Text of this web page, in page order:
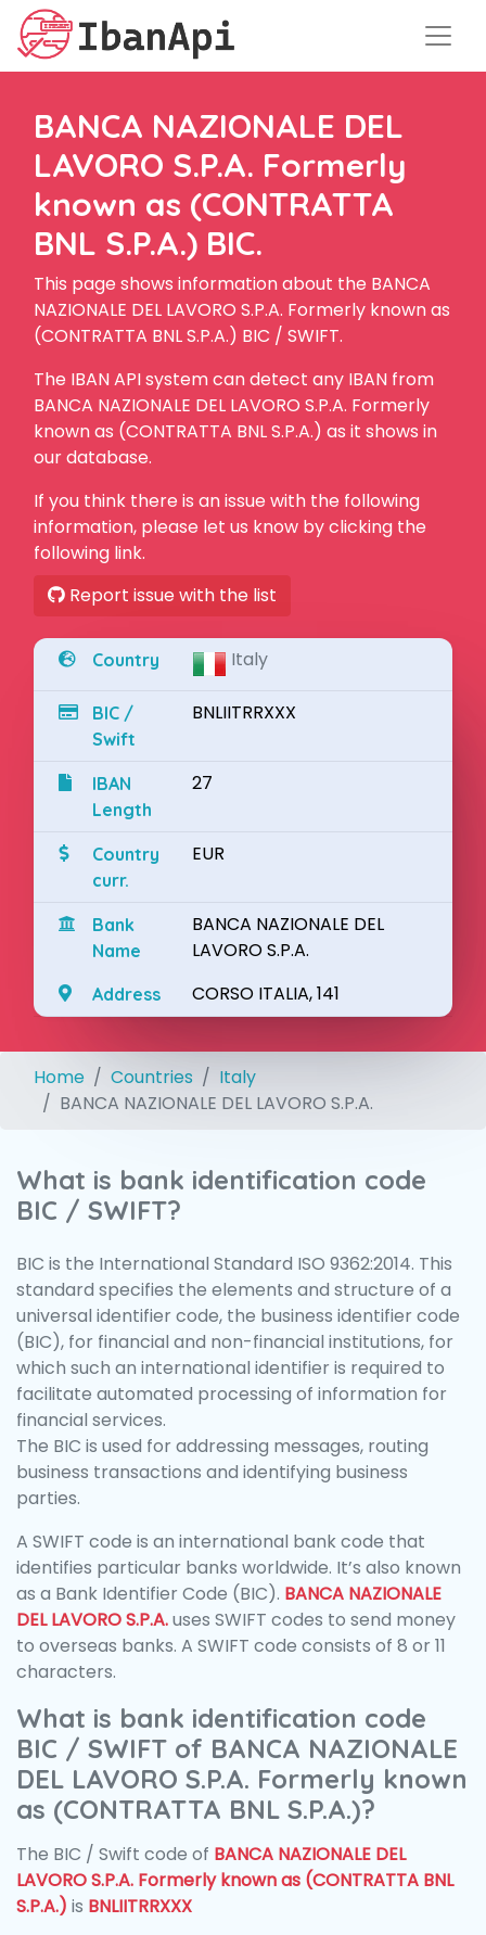
BANCA NAZIONALE DEL
LAVORO S.P.A. Formerly
known as (CONTRATTA
BNL S.P.A.) BIC.
This page shows information about the BANCA
NAZIONALE DEL LAVORO S.P.A. Formerly known as
(CONTRATTA BNL S.P.A.) BIC / SWIFT.
The IBAN API system can detect any IBAN from
BANCA NAZIONALE DEL LAVORO S.P.A. Formerly
known as (CONTRATTA BNL S.P.A.) as it shows in
our database.
If you think there is an issue with the following
information, please let us know by clicking the
following link.
Report issue with the list
Country Italy
BIC /
Swift
BNLIITRRXXX
IBAN
Length
27
Country
curr.
EUR
Bank
Name
BANCA NAZIONALE DEL
LAVORO S.P.A.
Address CORSO ITALIA, 141
Home Countries
Italy
BANCA NAZIONALE DEL LAVORO S.P.A.
What is bank identification code
BIC / SWIFT?
BIC is the International Standard ISO 9362:2014. This
standard specifies the elements and structure of a
universal identifier code, the business identifier code
(BIC), for financial and non-financial institutions, for
which such an international identifier is required to
facilitate automated processing of information for
financial services.
The BIC is used for addressing messages, routing
business transactions and identifying business
parties.
A SWIFT code is an international bank code that
identifies particular banks worldwide. It’s also known
as a Bank Identifier Code (BIC). BANCA NAZIONALE
DEL LAVORO S.P.A.uses SWIFT codes to send money
to overseas banks. A SWIFT code consists of 8 or 11
characters.
What is bank identification code
BIC / SWIFT of BANCA NAZIONALE
DEL LAVORO S.P.A. Formerly known
as (CONTRATTA BNL S.P.A.)?
The BIC / Swift code of BANCA NAZIONALE DEL
LAVORO S.P.A. Formerly known as (CONTRATTA BNL
S.P.A.) is BNLIITRRXXX